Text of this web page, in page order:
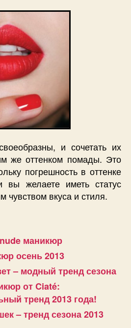
и сочетать их
же оттенком помады. Это
погрешность в оттенке
вы желаете иметь статус
вкуса и стиля.
маникюр
осень 2013
– модный тренд сезона
от Ciaté:
тренд 2013 года!
– тренд сезона 2013